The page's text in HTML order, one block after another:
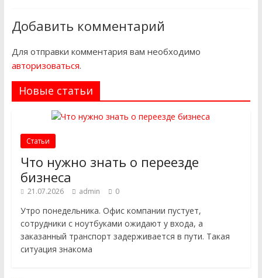
Добавить комментарий
Для отправки комментария вам необходимо
авторизоваться.
Новые статьи
Статьи
Что нужно знать о переезде
бизнеса
21.07.2026 admin 0
Утро понедельника. Офис компании пустует,
сотрудники с ноутбуками ожидают у входа, а
заказанный транспорт задерживается в пути. Такая
ситуация знакома